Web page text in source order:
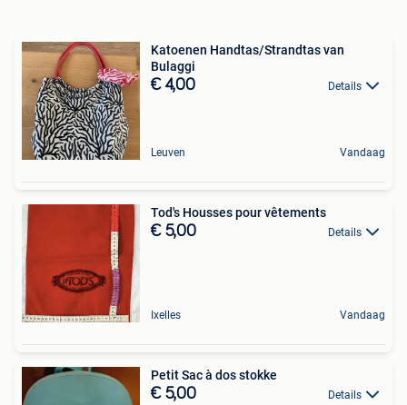
Katoenen Handtas/Strandtas van
Bulaggi
€ 4,00 Details
Leuven Vandaag
Tod's Housses pour vêtements
€ 5,00 Details
Ixelles Vandaag
Petit Sac à dos stokke
€ 5,00 Details